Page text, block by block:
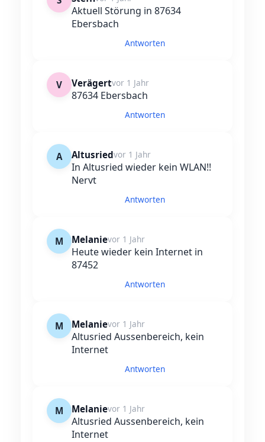
Aktuell Störung in 87634
Ebersbach
Antworten
V Verägertvor 1 Jahr
87634 Ebersbach
Antworten
A Altusriedvor 1 Jahr
In Altusried wieder kein WLAN!!
Nervt
Antworten
M Melanievor 1 Jahr
Heute wieder kein Internet in
87452
Antworten
M Melanievor 1 Jahr
Altusried Aussenbereich, kein
Internet
Antworten
M Melanievor 1 Jahr
Altusried Aussenbereich, kein
Internet